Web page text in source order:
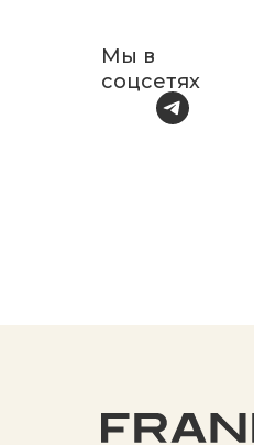
Мы в
соцсетях